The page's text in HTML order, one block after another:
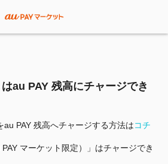
au PAY 残高にチャージでき
PAY 残高へチャージする方法はコチ
マーケット限定）」はチャージでき